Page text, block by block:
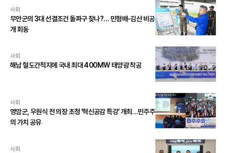
사회
무안군의 3대 선결조건 돌파구 찾나?… 민형배-김산 비공
개 회동
사회
해남 혈도간척지에 국내 최대 400MW 태양광 착공
사회
영암군, 우원식 전 의장 초청 ‘혁신공감 특강’ 개최…민주주
의 가치 공유
사회